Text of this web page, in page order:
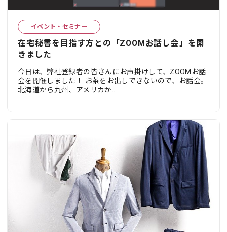
イベント・セミナー
在宅秘書を目指す方との「ZOOMお話し会」を開
きました
今日は、弊社登録者の皆さんにお声掛けして、ZOOMお話
会を開催しました！ お茶をお出しできないので、お話会。
北海道から九州、アメリカか...